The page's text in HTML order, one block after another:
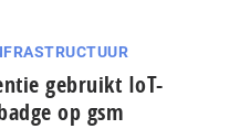
gebruikt IoT-
op gsm